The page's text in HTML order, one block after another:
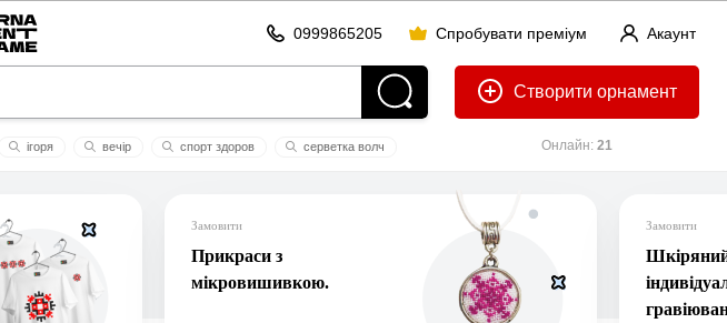
Акаунт
0999865205 Спробувати преміум
Створити
Онлайн: 21
ігоря вечір спорт здоров
серветка волч
Замовити
Прикраси з
мікровишивкою.
Замовити
Шкіряний